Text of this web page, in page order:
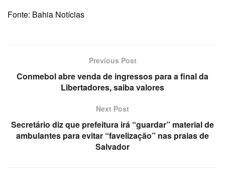
Fonte: Bahia Notícias
Previous Post
Conmebol abre venda de ingressos para a final da
Libertadores, saiba valores
Next Post
Secretário diz que prefeitura irá “guardar” material de
ambulantes para evitar “favelização” nas praias de
Salvador